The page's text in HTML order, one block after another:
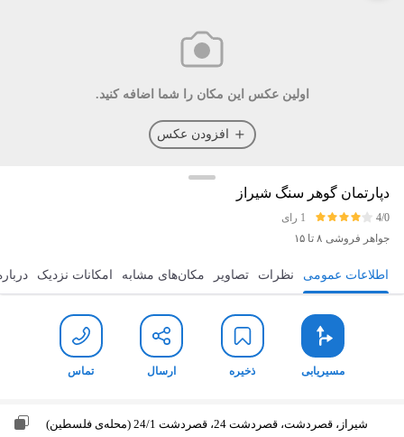
اولین عکس این مکان را شما اضافه کنید.
افزودن عکس
دپارتمان گوهر سنگ شیراز
4/0
1 رای
جواهر فروشی ۸ تا ۱۵
مسیریابی ذخیره ارسال تماس اطلاعات عمومی نظرات تصاویر مکان‌های مشابه امکانات نزدیک درباره
مسیریابی ذخیره ارسال تماس
شیراز، قصردشت، قصردشت 24، قصردشت 24/1 (محله‌ی فلسطین)